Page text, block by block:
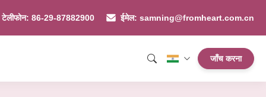
टेलीफोन: 86-29-87882900 ईमेल: samning@fromheart.com.cn
जाँच करना